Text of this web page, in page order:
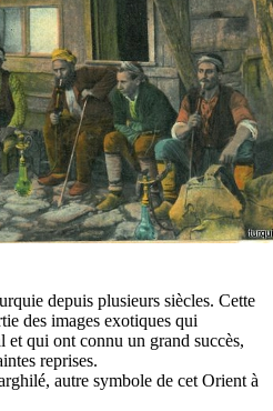
depuis plusieurs siècles. Cette
des images exotiques qui
et qui ont connu un grand succès,
reprises.
autre symbole de cet Orient à